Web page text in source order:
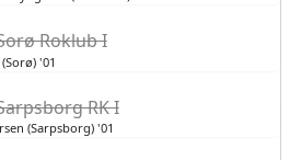
Roklub I
'01
RK I
(Sarpsborg) '01